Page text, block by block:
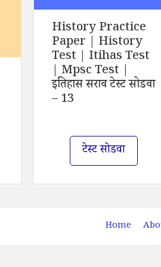
History Practice
Paper | History
Test | Itihas Test
| Mpsc Test |
इतिहास सराव टेस्ट सोडवा
– 13
टेस्ट सोडवा
Home